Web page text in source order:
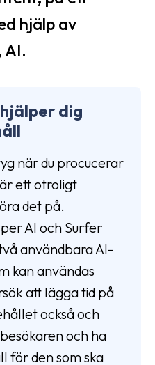
hjälp av
AI.
dig
när du procucerar
ett otroligt
det på.
AI och Surfer
användbara AI-
kan användas
att lägga tid på
också och
och ha
för den som ska